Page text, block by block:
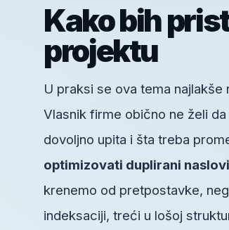
Kako bih
projektu
U praksi se ova tema
Vlasnik firme obično ne želi
dovoljno upita i šta treba
optimizovati duplirani
krenemo od pretpostavke,
indeksaciji, treći u lošoj